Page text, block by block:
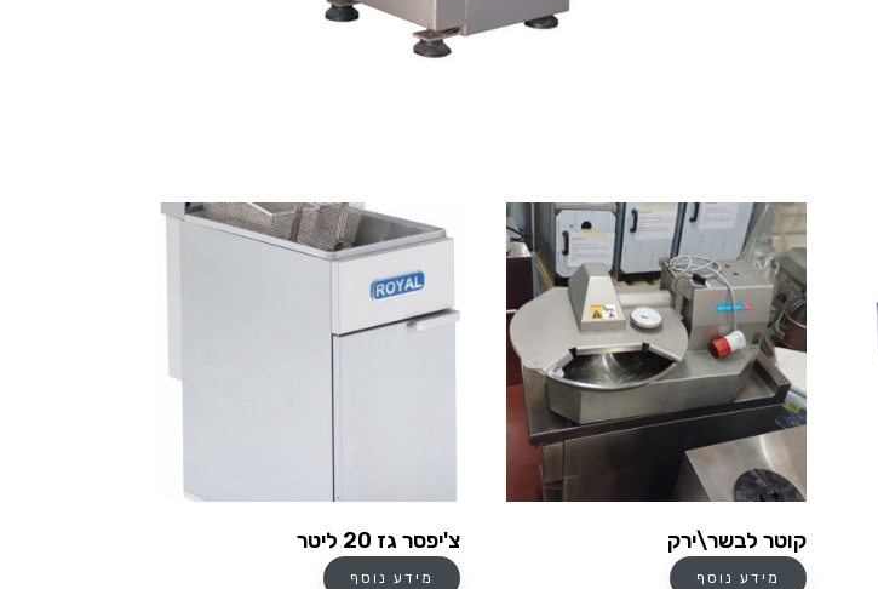
צ'יפסר גז 20 ליטר
מידע נוסף
קוטר לבשר\ירק
מידע נוסף